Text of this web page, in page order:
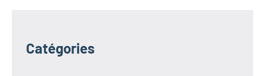
Catégories